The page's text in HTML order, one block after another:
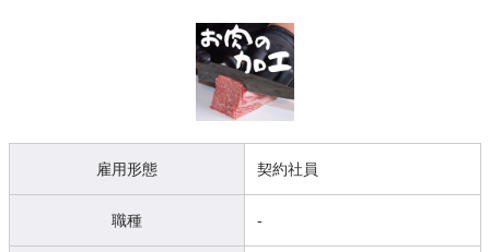
雇用形態 契約社員
職種 -